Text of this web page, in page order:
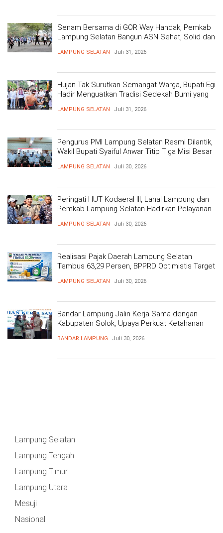
Senam Bersama di GOR Way Handak, Pemkab
Lampung Selatan Bangun ASN Sehat, Solid dan
LAMPUNG SELATAN Juli 31, 2026
Hujan Tak Surutkan Semangat Warga, Bupati Egi
Hadir Menguatkan Tradisi Sedekah Bumi yang
LAMPUNG SELATAN Juli 31, 2026
Pengurus PMI Lampung Selatan Resmi Dilantik,
Wakil Bupati Syaiful Anwar Titip Tiga Misi Besar
LAMPUNG SELATAN Juli 30, 2026
Peringati HUT Kodaeral III, Lanal Lampung dan
Pemkab Lampung Selatan Hadirkan Pelayanan
LAMPUNG SELATAN Juli 30, 2026
Realisasi Pajak Daerah Lampung Selatan
Tembus 63,29 Persen, BPPRD Optimistis Target
LAMPUNG SELATAN Juli 30, 2026
Bandar Lampung Jalin Kerja Sama dengan
Kabupaten Solok, Upaya Perkuat Ketahanan
BANDAR LAMPUNG Juli 30, 2026
Lampung Selatan
Lampung Tengah
Lampung Timur
Lampung Utara
Mesuji
Nasional